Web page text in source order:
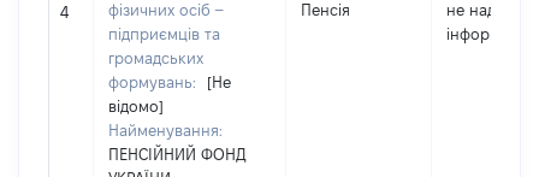
4
фізичних осіб –
підприємців та
громадських
формувань:
[Не
відомо]
Найменування:
ПЕНСІЙНИЙ ФОНД
Пенсія
не надав
інформацію]